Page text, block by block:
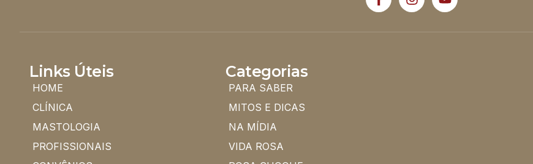
Links Úteis
HOME
CLÍNICA
MASTOLOGIA
PROFISSIONAIS
Categorias
PARA SABER
MITOS E DICAS
NA MÍDIA
VIDA ROSA